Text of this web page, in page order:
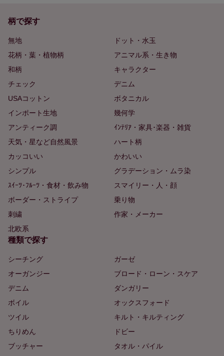
柄で探す
無地
ドット・水玉
花柄・葉・植物柄
アニマル系・生き物
和柄
キャラクター
チェック
デニム
USAコットン
ボタニカル
インポート生地
幾何学
アンティーク調
ｲﾝﾃﾘｱ・家具･楽器・雑貨
天気・星など自然風景
ハート柄
カッコいい
かわいい
シンプル
グラデーション・ムラ染
ｽｲｰﾂ･ﾌﾙｰﾂ・食材・飲み物
スマイリー・人・顔
ボーダー・ストライプ
乗り物
刺繍
作家・メーカー
北欧系
種類で探す
シーチング
ガーゼ
オーガンジー
ブロード・ローン・スケア
デニム
ダンガリー
ボイル
オックスフォード
ツイル
キルト・キルティング
ちりめん
ドビー
ブッチャー
タオル・パイル